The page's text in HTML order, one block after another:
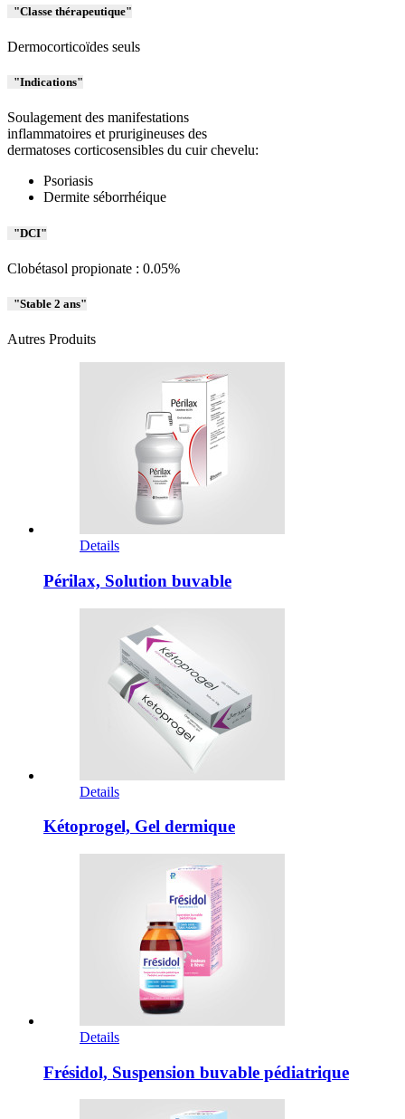
Classe thérapeutique
Dermocorticoïdes seuls
Indications
Soulagement des manifestations
inflammatoires et prurigineuses des
dermatoses corticosensibles du cuir chevelu:
Psoriasis
Dermite séborrhéique
DCI
Clobétasol propionate : 0.05%
Stable 2 ans
Autres Produits
Details
Périlax, Solution buvable
Details
Kétoprogel, Gel dermique
Details
Frésidol, Suspension buvable pédiatrique